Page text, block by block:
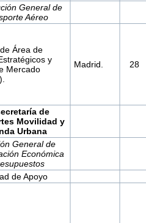
General de
Aéreo
Área de
y
Mercado
Madrid. 28
de
Movilidad y
Urbana
General de
Económica
de Apoyo